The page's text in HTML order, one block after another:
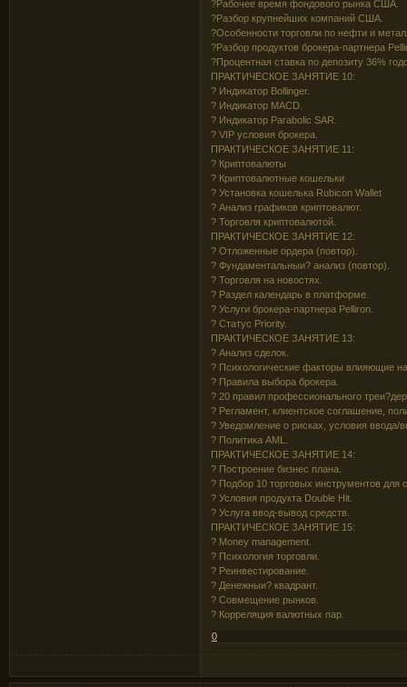
?Рабочее время фондового рынка США.
?Разбор крупнейших компаний США.
?Особенности торговли по нефти и
?Разбор продуктов брокера-партнера
?Процентная ставка по депозиту 36%
ПРАКТИЧЕСКОЕ ЗАНЯТИЕ 10:
? Индикатор Bollinger.
? Индикатор MACD.
? Индикатор Parabolic SAR.
? VIP условия брокера.
ПРАКТИЧЕСКОЕ ЗАНЯТИЕ 11:
? Криптовалюты
? Криптовалютные кошельки
? Установка кошелька Rubicon Wallet
? Анализ графиков криптовалют.
? Торговля криптовалютой.
ПРАКТИЧЕСКОЕ ЗАНЯТИЕ 12:
? Отложенные ордера (повтор).
? Фундаментальныи? анализ (повтор).
? Торговля на новостях.
? Раздел календарь в платформе.
? Услуги брокера-партнера Pelliron.
? Cтатус Priority.
ПРАКТИЧЕСКОЕ ЗАНЯТИЕ 13:
? Анализ сделок.
? Психологические факторы влияющие
? Правила выбора брокера.
? 20 правил профессионального
? Регламент, клиентское соглашение,
? Уведомление о рисках, условия ввода/
? Политика AML.
ПРАКТИЧЕСКОЕ ЗАНЯТИЕ 14:
? Построение бизнес плана.
? Подбор 10 торговых инструментов для
? Условия продукта Double Hit.
? Услуга ввод-вывод средств.
ПРАКТИЧЕСКОЕ ЗАНЯТИЕ 15:
? Money management.
? Психология торговли.
? Реинвестирование.
? Денежныи? квадрант.
? Совмещение рынков.
? Корреляция валютных пар.
0